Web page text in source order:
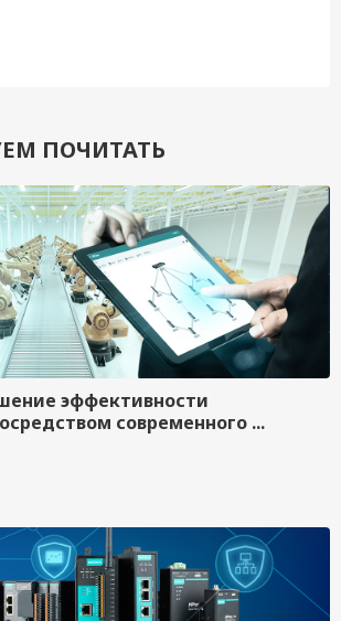
ПОЧИТАТЬ
эффективности
современного ...